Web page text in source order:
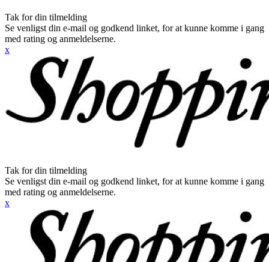
Tak for din tilmelding
Se venligst din e-mail og godkend linket, for at kunne komme i gang
med rating og anmeldelserne.
x
Tak for din tilmelding
Se venligst din e-mail og godkend linket, for at kunne komme i gang
med rating og anmeldelserne.
x